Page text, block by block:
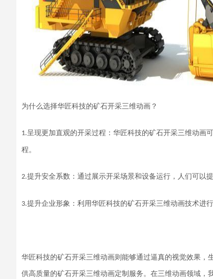
为什么选择华匠科技的矿石开采三维动画 ？
1.呈现更加直观的开采过程： 华匠科技的矿石开采三维动画
程。
2.提升安全系数：通过展示开采场景和设备运行， 人们可以
3.提升企业形象 ：利用华匠科技的矿石开采三维动画技术进
华匠科技的矿石开采三维动画则能够通过逼真的视觉效果，
供高质量的矿石开采三维动画定制服务。在三维动画领域，